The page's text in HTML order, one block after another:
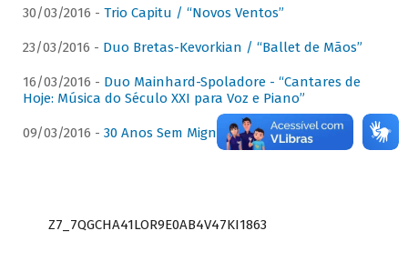
30/03/2016 - Trio Capitu / “Novos Ventos”
23/03/2016 - Duo Bretas-Kevorkian / “Ballet de Mãos”
16/03/2016 - Duo Mainhard-Spoladore - “Cantares de
Hoje: Música do Século XXI para Voz e Piano”
09/03/2016 - 30 Anos Sem Mignone
Z7_7QGCHA41LOR9E0AB4V47KI1863